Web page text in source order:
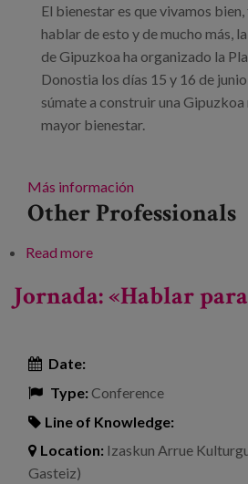
El bienestar es que vivamos
hablar de esto y de mucho más,
de Gipuzkoa ha organizado la
Donostia los días 15 y 16 de junio
súmate a construir una Gipuzkoa
mayor bienestar.
Más información
Other Professionals
Read moreabout Plaza del
Jornada: «Hablar
Date:
Type:Conference
Line of Knowledge:
Location: Izaskun Arrue
Gasteiz)